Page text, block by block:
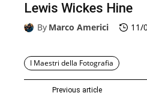
Lewis Wickes Hine
By Marco Americi 11/
I Maestri della Fotografia
Previous article